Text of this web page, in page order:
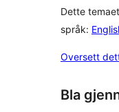
Dette
språk:
Oversett
Bla